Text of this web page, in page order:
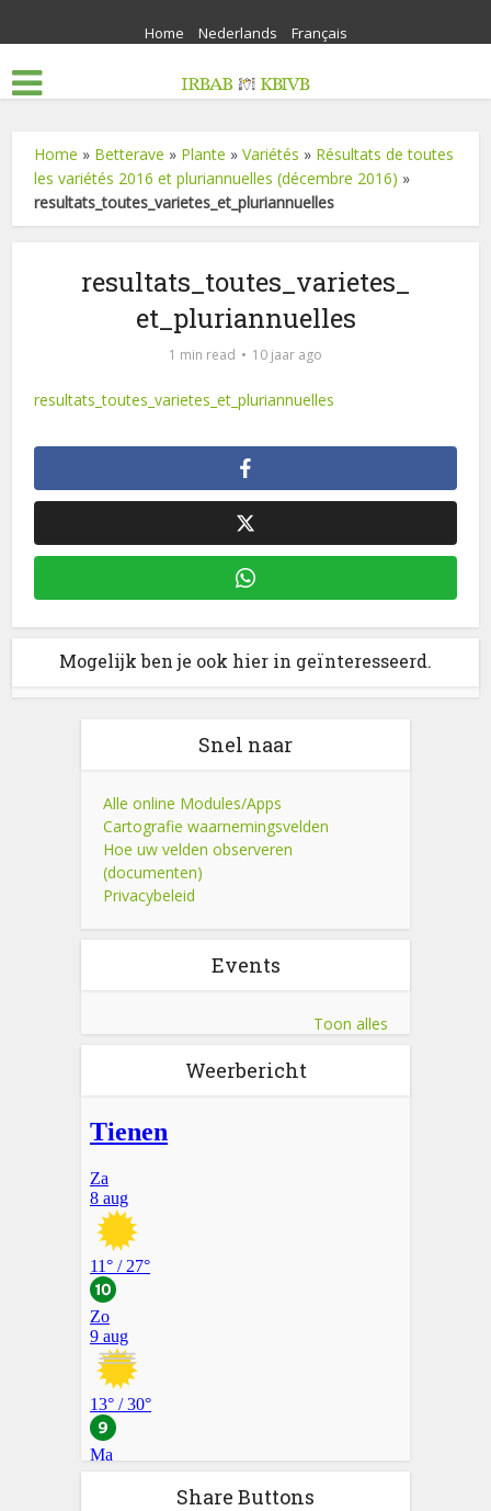
Home Nederlands Français
Home » Betterave » Plante »Variétés » Résultats de toutes
les variétés 2016 et pluriannuelles (décembre 2016) »
resultats_toutes_varietes_et_pluriannuelles
resultats_toutes_varietes_
et_pluriannuelles
1 min read 10 jaar ago
resultats_toutes_varietes_et_pluriannuelles
Mogelijk ben je ook hier in geïnteresseerd.
Snel naar
Alle online Modules/Apps
Cartografie waarnemingsvelden
Hoe uw velden observeren
(documenten)
Privacybeleid
Events
Toon alles
Weerbericht
Share Buttons